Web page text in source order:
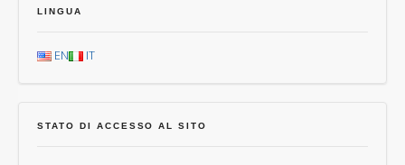
LINGUA
EN IT
STATO DI ACCESSO AL SITO